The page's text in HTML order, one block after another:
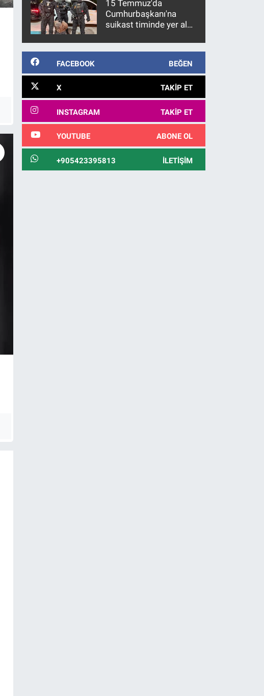
15 Temmuz'da
Cumhurbaşkanı'na
suikast timinde yer alan
10 yıl sonra yakalandı
FACEBOOK BEĞEN
X TAKIP ET
INSTAGRAM TAKIP ET
YOUTUBE ABONE OL
+905423395813 İLETIŞIM